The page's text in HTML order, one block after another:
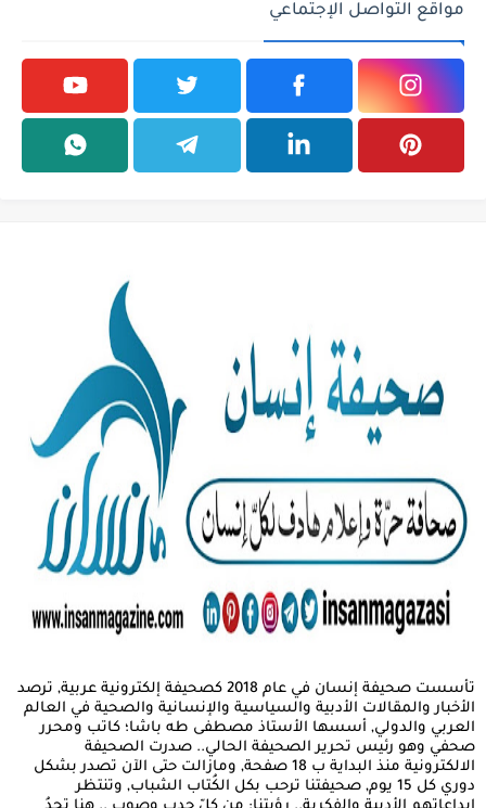
مواقع التواصل الإجتماعي
تأسست صحيفة إنسان في عام 2018 كصحيفة إلكترونية عربية, ترصد
الأخبار والمقالات الأدبية والسياسية والإنسانية والصحية في العالم
العربي والدولي, أسسها الأستاذ مصطفى طه باشا؛ كاتب ومحرر
صحفي وهو رئيس تحرير الصحيفة الحالي.. صدرت الصحيفة
الالكترونية منذ البداية ب 18 صفحة, ومازالت حتى الآن تصدر بشكل
دوري كل 15 يوم, صحيفتنا ترحب بكل الكُتاب الشباب, وتنتظر